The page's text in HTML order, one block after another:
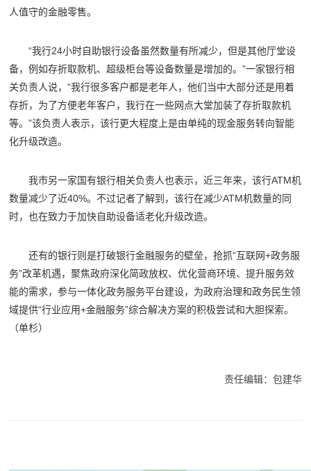
人值守的金融零售。
“我行24小时自助银行设备虽然数量有所减少，但是其他厅堂设
备，例如存折取款机、超级柜台等设备数量是增加的。”一家银行相
关负责人说，“我行很多客户都是老年人，他们当中大部分还是用着
存折，为了方便老年客户，我行在一些网点大堂加装了存折取款机
等。”该负责人表示，该行更大程度上是由单纯的现金服务转向智能
化升级改造。
我市另一家国有银行相关负责人也表示，近三年来，该行ATM机
数量减少了近40%。不过记者了解到，该行在减少ATM机数量的同
时，也在致力于加快自助设备适老化升级改造。
还有的银行则是打破银行金融服务的壁垒，抢抓“互联网+政务服
务”改革机遇，聚焦政府深化简政放权、优化营商环境、提升服务效
能的需求，参与一体化政务服务平台建设，为政府治理和政务民生领
域提供“行业应用+金融服务”综合解决方案的积极尝试和大胆探索。
（单杉）
责任编辑：包建华